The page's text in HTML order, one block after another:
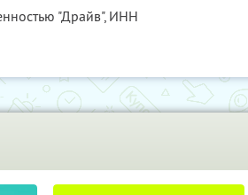
"Драйв",ИНН